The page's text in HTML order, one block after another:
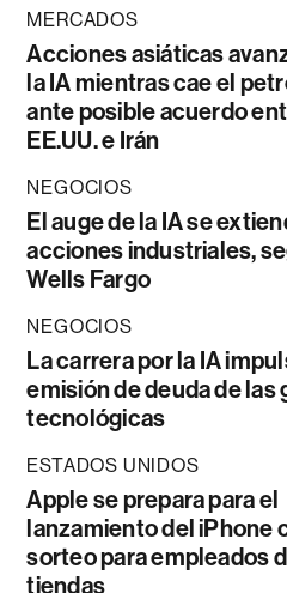
MERCADOS
Acciones asiáticas
la IA mientras cae el
ante posible acuerdo
EE.UU. e Irán
NEGOCIOS
El auge de la IA se
acciones industriales,
Wells Fargo
NEGOCIOS
La carrera por la IA
emisión de deuda de las
tecnológicas
ESTADOS UNIDOS
Apple se prepara para el
lanzamiento del iPhone
sorteo para empleados
tiendas